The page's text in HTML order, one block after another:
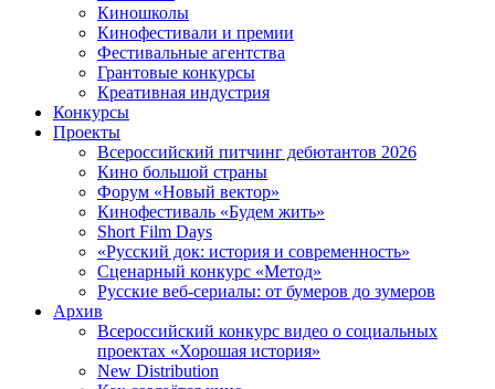
Киношколы
Кинофестивали и премии
Фестивальные агентства
Грантовые конкурсы
Креативная индустрия
Конкурсы
Проекты
Всероссийский питчинг дебютантов 2026
Кино большой страны
Форум «Новый вектор»
Кинофестиваль «Будем жить»
Short Film Days
«Русский док: история и современность»
Сценарный конкурс «Метод»
Русские веб-сериалы: от бумеров до зумеров
Архив
Всероссийский конкурс видео о социальных
проектах «Хорошая история»
New Distribution